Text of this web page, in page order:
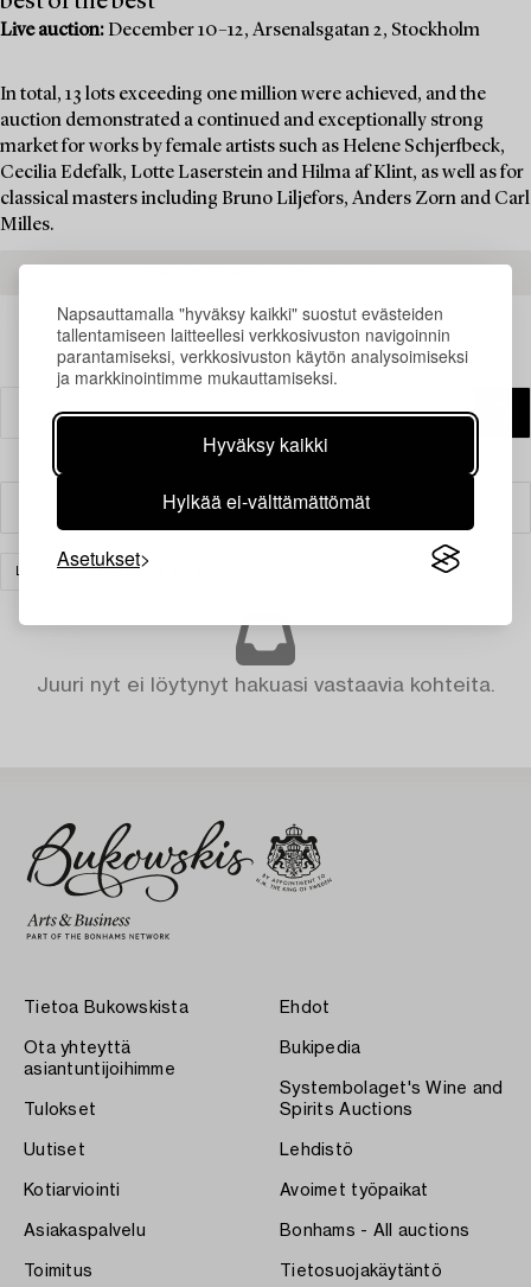
Napsauttamalla "hyväksy kaikki" suostut evästeiden
tallentamiseen laitteellesi verkkosivuston navigoinnin
parantamiseksi, verkkosivuston käytön analysoimiseksi
ja markkinointimme mukauttamiseksi.
Hyväksy kaikki
Hylkää ei-välttämättömät
Asetukset
Live auction: December 10–12, Arsenalsgatan 2, Stockholm
In total, 13 lots exceeding one million were achieved, and the
auction demonstrated a continued and exceptionally strong
market for works by female artists such as Helene Schjerfbeck,
Cecilia Edefalk, Lotte Laserstein and Hilma af Klint, as well as for
classical masters including Bruno Liljefors, Anders Zorn and Carl
Milles.
Suodatin
TYHJENNÄ KAIKKI
Juuri nyt ei löytynyt hakuasi vastaavia kohteita.
Tietoa Bukowskista
Ota yhteyttä
asiantuntijoihimme
Tulokset
Uutiset
Kotiarviointi
Asiakaspalvelu
Toimitus
Ehdot
Bukipedia
Systembolaget's Wine and
Spirits Auctions
Lehdistö
Avoimet työpaikat
Bonhams - All auctions
Tietosuojakäytäntö